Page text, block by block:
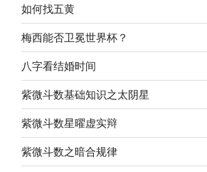
如何找五黄
梅西能否卫冕世界杯？
八字看结婚时间
紫微斗数基础知识之太阴星
紫微斗数星曜虚实辩
紫微斗数之暗合规律